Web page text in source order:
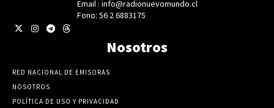
Email : info@radionuevomundo.cl
Fono: 56 2 6883175
Nosotros
RED NACIONAL DE EMISORAS
NOSOTROS
POLÍTICA DE USO Y PRIVACIDAD